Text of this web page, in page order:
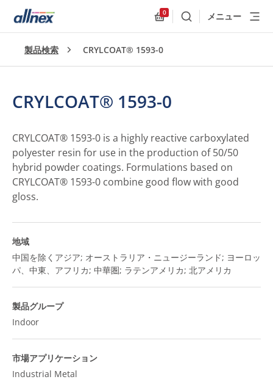
0
検索 メニュー
製品検索 CRYLCOAT® 1593-0
CRYLCOAT® 1593-0
CRYLCOAT® 1593-0 is a highly reactive carboxylated
polyester resin for use in the production of 50/50
hybrid powder coatings. Formulations based on
CRYLCOAT® 1593-0 combine good flow with good
gloss.
地域
中国を除くアジア; オーストラリア・ニュージーランド; ヨーロッ
パ、中東、アフリカ; 中華圏; ラテンアメリカ; 北アメリカ
製品グループ
Indoor
市場アプリケーション
Industrial Metal